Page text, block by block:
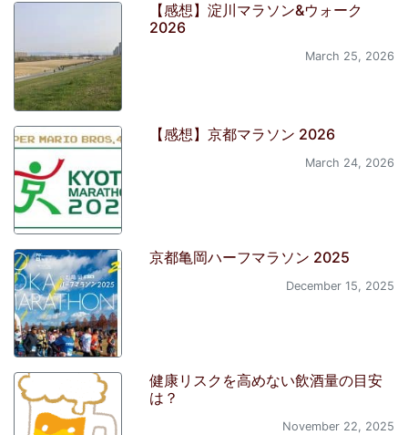
【感想】淀川マラソン&ウォーク
2026
March 25, 2026
【感想】京都マラソン 2026
March 24, 2026
京都亀岡ハーフマラソン 2025
December 15, 2025
健康リスクを高めない飲酒量の目安
は？
November 22, 2025